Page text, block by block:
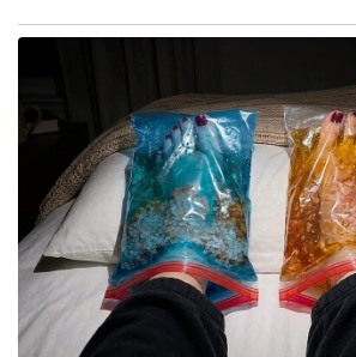
പരിചയസമ്പന്നതയുമുള്ള ഇന്ത്യൻ
മുകളിലാണെന്ന് ഇന്ത്യ
യുദ്ധം , തയ്യാറാണെന്ന് ഇന്ത്യൻ
നോർത്തേൺ കമാൻഡും
പാംഗോംഗ്സോയ്ക്ക് സമീപമുള്ള
ഉയരങ്ങൾ ഇന്ത്യയുടെ
സൈക്കോളജിക്കൽ
രംഗത്തെത്തുന്നത്.
Tags: featured China-India